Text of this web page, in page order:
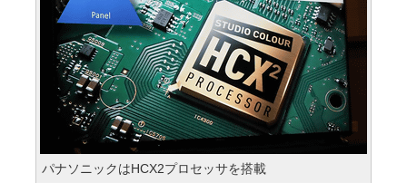
パナソニックはHCX2プロセッサを搭載